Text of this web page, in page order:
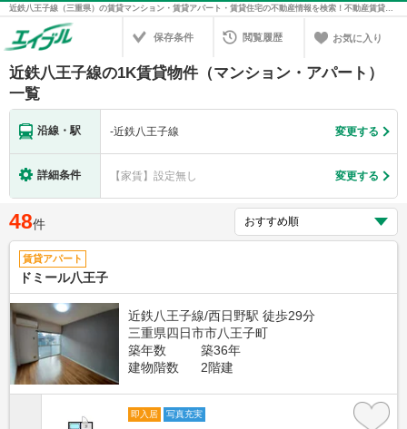
近鉄八王子線（三重県）の賃貸マンション・賃貸アパート・賃貸住宅の不動産情報を検索！不動産賃貸の物件探しは、お部屋探しのエイブル
保存条件 閲覧履歴 お気に入り
近鉄八王子線の1K賃貸物件（マンション・アパート）
一覧
沿線・駅 -近鉄八王子線 変更する
詳細条件 【家賃】設定無し 変更する
48件
賃貸アパート
ドミール八王子
近鉄八王子線/西日野駅 徒歩29分
三重県四日市市八王子町
築年数
築36年
建物階数
2階建
即入居 写真充実